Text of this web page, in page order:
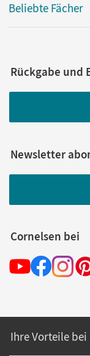
Beliebte Fächer
Rückgabe und
Newsletter
Cornelsen bei
Ihre Vorteile bei